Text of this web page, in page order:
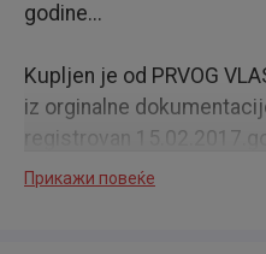
godine...
Kupljen je od PRVOG
iz orginalne
registrovan
orginalnim papirima, a
Прикажи повеќе